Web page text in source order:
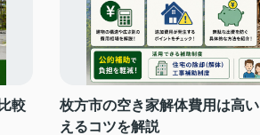
較
枚方市の空き家解体費用は高
えるコツを解説